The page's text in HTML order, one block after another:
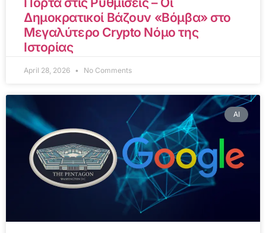
Δημοκρατικοί Βάζουν «Βόμβα» στο
Μεγαλύτερο Crypto Νόμο της
Ιστορίας
April 28, 2026 No Comments
AI